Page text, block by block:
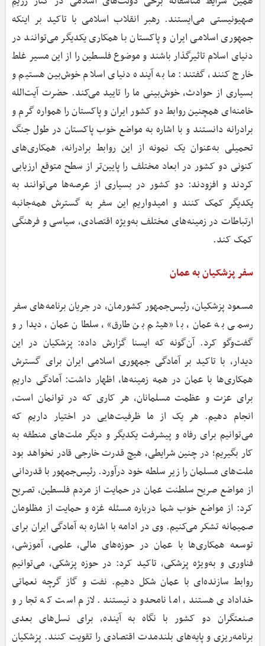
صهیونیستی می‌ایستند. رهبر انقلاب اسلامی با تاکید بر اینکه
جمهوری اسلامی ایران و پاکستان با همکاری یکدیگر می‌توانند در
دنیای اسلام تاثیرگذار باشند و موضوع فلسطین را از این مسیر غلط
خارج کنند، گفتند: ما به آینده دنیای اسلام خوش‌بین هستیم و
بسیاری از حوادث، خوش‌بینی ما را تایید می‌کند. حضرت آیت‌الله
خامنه‌ای همچنین روابط دو کشور ایران و پاکستان را همواره گرم و
برادرانه دانستند و با اشاره به مواضع خوب پاکستان در طول جنگ
تحمیلی به‌عنوان یک نمونه از این روابط برادرانه، همکاری‌های
کنونی دو کشور در ابعاد مختلف را پایین‌تر از سطح متوقع ارزیابی
کردند و افزودند: دو کشور در بسیاری از عرصه‌ها می‌توانند به
یکدیگر کمک کنند و امیدواریم این سفر به گسترش همه‌جانبه
ارتباطات در زمینه‌های مختلف به‌ویژه اقتصادی، سیاسی و فرهنگی
کمک کند.
سفر پزشکیان به عمان
مسعود پزشکیان، رئیس‌جمهور کشورمان، در جریان برنامه‌های سفر
رسمی به عمان، با «هیثم بن طارق»، سلطان عمان، دیدار و
گفت‌وگو کرد. آن‌گونه که ایسنا گزارش داده: پزشکیان در این
دیدار، با تاکید بر آمادگی جمهوری اسلامی ایران برای گسترش
همکاری‌ها با عمان در همه زمینه‌ها، اظهار داشت: آمادگی داریم
برای عزت و عظمت مسلمانان، هر کاری که در توانمان است،
انجام دهیم. هر یک از ما ظرفیت‌هایی در اختیار داریم که
می‌توانیم برای رفاه و پیشرفت یکدیگر و دیگر ملت‌های منطقه به
کار بگیریم؛ در چنین شرایطی، هیچ قدرت خارجی قادر نخواهد بود
ملت‌های مسلمان را زیر سلطه خود درآورد. رئیس‌جمهور با قدردانی
از مواضع صریح سلطنت عمان در حمایت از مردم فلسطین، تصریح
کرد: از مواضع خوب شما درباره مسئله غزه و حمایت از مظلومان
صمیمانه تشکر می‌کنیم. وی در ادامه با اشاره به آمادگی ایران برای
توسعه همکاری‌ها با عمان در حوزه‌های مالی، علمی، آموزشی،
فناوری و به‌ویژه پزشکی، تاکید کرد: در حوزه پزشکی، می‌توانیم
روابط سازنده‌ای با عمان شکل دهیم. نفت و گاز گرچه نعماتی
خدادادی هستند، اما نامحدود نیستند. لازم است که تجار و
صنعتگران دو کشور با نگاه به آینده، برای نسل‌های بعدی
برنامه‌ریزی و پایه‌های بلندمدت اقتصادی را تقویت کنند. پزشکیان